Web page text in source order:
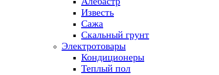
Известь
Сажа
Скальный грунт
Электротовары
Кондиционеры
Теплый пол